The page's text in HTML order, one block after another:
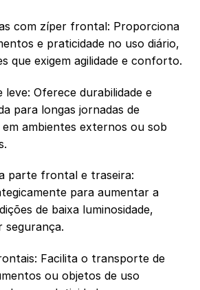
com zíper frontal: Proporciona
e praticidade no uso diário,
que exigem agilidade e conforto.
leve: Oferece durabilidade e
para longas jornadas de
ambientes externos ou sob
parte frontal e traseira:
para aumentar a
de baixa luminosidade,
segurança.
Facilita o transporte de
ou objetos de uso